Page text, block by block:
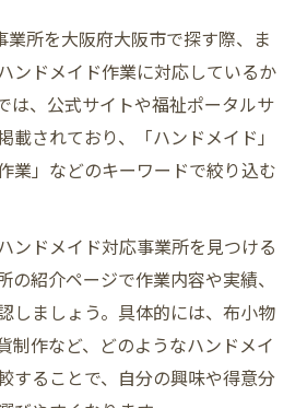
所を大阪府大阪市で探す際、ま
ンドメイド作業に対応しているか
は、公式サイトや福祉ポータルサ
載されており、「ハンドメイド」
業」などのキーワードで絞り込む
ンドメイド対応事業所を見つける
の紹介ページで作業内容や実績、
しましょう。具体的には、布小物
制作など、どのようなハンドメイ
することで、自分の興味や得意分